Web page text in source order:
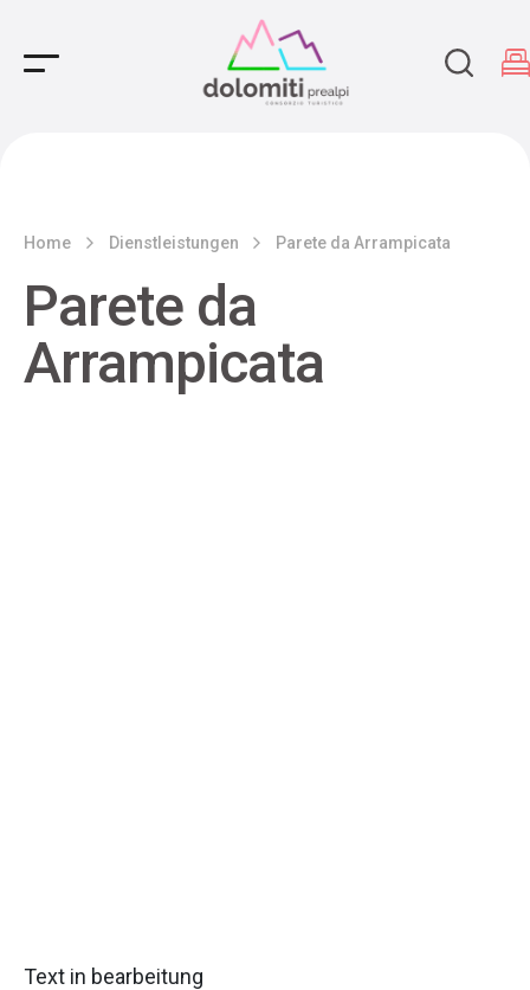
Main Navigation
Home Dienstleistungen Parete da Arrampicata
Parete da
Arrampicata
Text in bearbeitung